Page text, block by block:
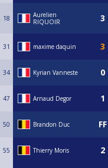
18
Aurelien
RIQUOIR
31 maxime daquin
34 Kyrian Vanneste
47 Arnaud Degor
50 Brandon Duc
55 Thierry Moris